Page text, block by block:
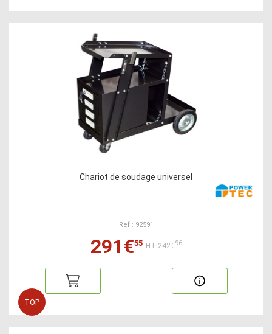
Chariot de soudage universel
Ref : 92591
291€55 HT:242€96
TOP